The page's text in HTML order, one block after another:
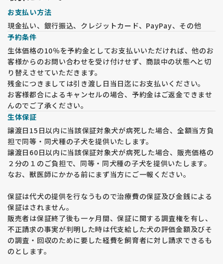
お支払い方法
現金払い、銀行振込、クレジットカード、PayPay、その他
予約条件
生体価格の10％を予約金としてお支払いいただければ、他のお
客様からのお問い合わせを受け付けせず、商談中の状態へと切
り替えさせていただきます。
残金につきましては引き渡し日当日迄にお支払いください。
お客様都合によるキャンセルの場合、予約金はご返金できませ
んのでご了承ください。
生体保証
譲渡日15日以内に当該保証対象犬が病死した場合、全額当方負
担で同等・同犬種の子犬を提供いたします。
譲渡日60日以内に当該保証対象犬が病死した場合、販売価格の
２分の１のご負担で、同等・同犬種の子犬を提供いたします。
なお、獣医師にかかる前にまず当方にご一報ください。
保証は代犬の提供を行なうもので治療費の保証及び金銭による
保証はされません。
販売者は保証終了後も一ヶ月間、保証に関する調査権を有し、
不正請求の事実が判明した時は代支給した犬の評価金額及びそ
の調査・回収のために要した経費を飼育者に対し請求できるも
のとします。